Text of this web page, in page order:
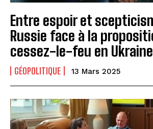
Entre espoir et
Russie face à la
cessez-le-feu en Ukraine
GÉOPOLITIQUE 13 Mars 2025